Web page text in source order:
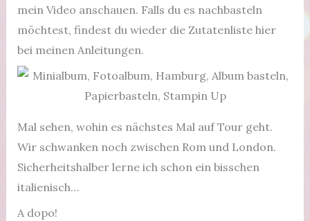
mein Video anschauen. Falls du es nachbasteln
möchtest, findest du wieder die Zutatenliste hier
bei meinen Anleitungen.
Mal sehen, wohin es nächstes Mal auf Tour geht.
Wir schwanken noch zwischen Rom und London.
Sicherheitshalber lerne ich schon ein bisschen
italienisch…
A dopo!